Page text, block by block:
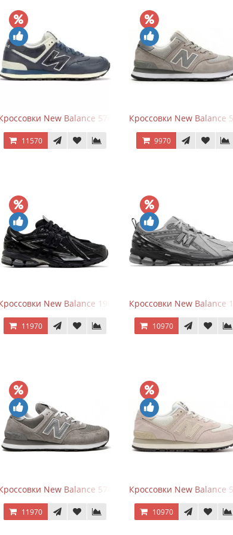
Blue GreyNew Balance 574 Classic Blue White Leather
11570
Кроссовки New Balance
9970
Black New Balance 1906A Black Silver
11970
Кроссовки New Balance
10970
Pack Black Grey
New Balance 574 Grey White Silver
11970
Кроссовки New Balance
10970